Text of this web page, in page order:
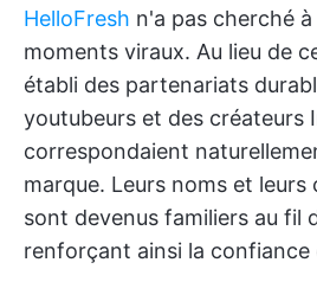
HelloFresh n'a pas cherché
moments viraux. Au lieu de
établi des partenariats
youtubeurs et des créateurs
correspondaient
marque. Leurs noms et
sont devenus familiers au fil
renforçant ainsi la confiance